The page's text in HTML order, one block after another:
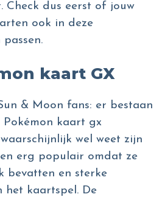
Check dus eerst of jouw
ook in deze
kaart GX
& Moon fans: er bestaan
Pokémon kaart gx
wel weet zijn
erg populair omdat ze
bevatten en sterke
het kaartspel. De